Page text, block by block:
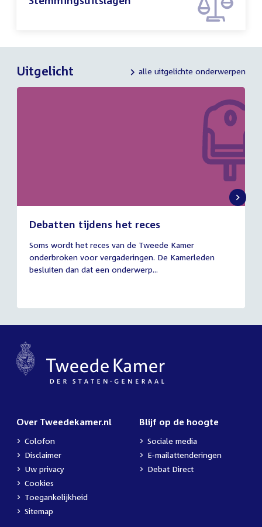
Uitgelicht alle uitgelichte onderwerpen
Debatten tijdens het reces
juli
2026
Soms wordt het reces van de Tweede Kamer
onderbroken voor vergaderingen. De Kamerleden
besluiten dan dat een onderwerp...
Over Tweedekamer.nl
Colofon
Disclaimer
Uw privacy
Cookies
Toegankelijkheid
Sitemap
Blijf op de hoogte
Sociale media
E-mailattenderingen
Debat Direct